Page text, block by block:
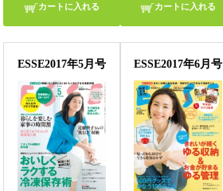
カートに入れる カートに入れる
ESSE2017年5月号 ESSE2017年6月号